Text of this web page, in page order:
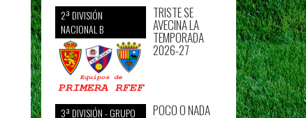
2ª DIVISIÓN
NACIONAL B
TRISTE SE
AVECINA LA
TEMPORADA
2026-27
3ª DIVISIÓN - GRUPO
POCO O NADA